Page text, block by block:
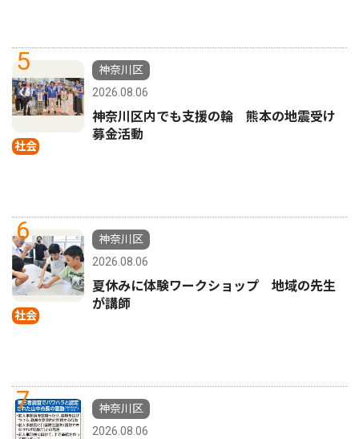
5
社会
神奈川区
2026.08.06
神奈川区内でも支援の輪 熊本の地震受け
募金活動
6
社会
神奈川区
2026.08.06
夏休みに体験ワークショップ 地域の先生
が講師
7
神奈川区
2026.08.06